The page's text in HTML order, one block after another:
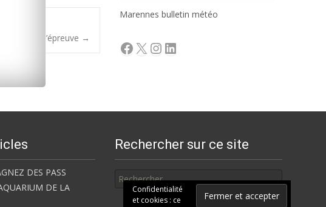
l’épreuve →
Marennes bulletin météo
Facebook
X Instagram
LinkedIn
DES PASS
DE LA
Rechercher sur ce site
Confidentialité
et cookies : ce